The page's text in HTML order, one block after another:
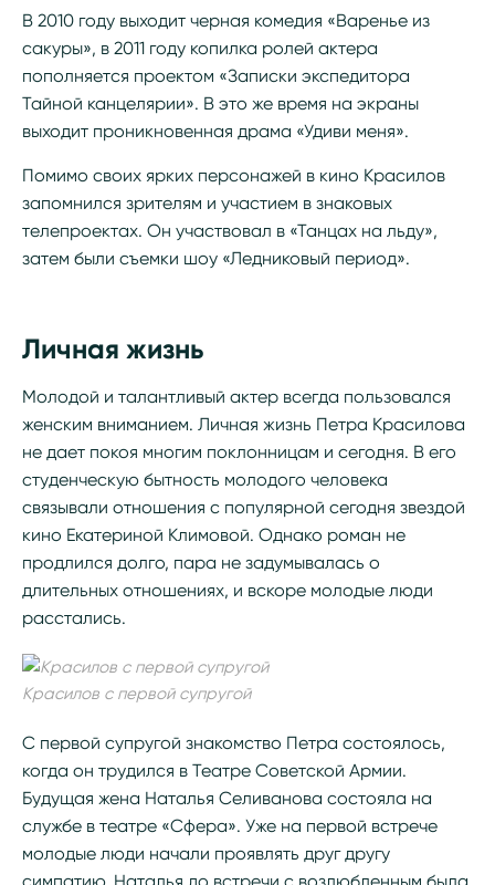
В 2010 году выходит черная комедия «Варенье из
сакуры», в 2011 году копилка ролей актера
пополняется проектом «Записки экспедитора
Тайной канцелярии». В это же время на экраны
выходит проникновенная драма «Удиви меня».
Помимо своих ярких персонажей в кино Красилов
запомнился зрителям и участием в знаковых
телепроектах. Он участвовал в «Танцах на льду»,
затем были съемки шоу «Ледниковый период».
Личная жизнь
Молодой и талантливый актер всегда пользовался
женским вниманием. Личная жизнь Петра Красилова
не дает покоя многим поклонницам и сегодня. В его
студенческую бытность молодого человека
связывали отношения с популярной сегодня звездой
кино Екатериной Климовой. Однако роман не
продлился долго, пара не задумывалась о
длительных отношениях, и вскоре молодые люди
расстались.
Красилов с первой супругой
С первой супругой знакомство Петра состоялось,
когда он трудился в Театре Советской Армии.
Будущая жена Наталья Селиванова состояла на
службе в театре «Сфера». Уже на первой встрече
молодые люди начали проявлять друг другу